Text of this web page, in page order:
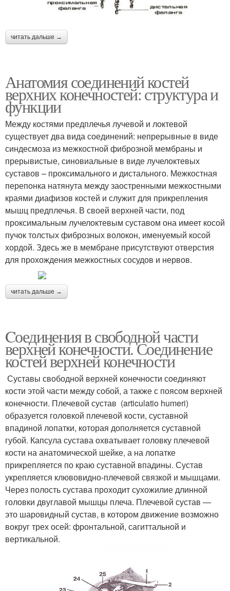
читать дальше →
Анатомия соединений костей
верхних конечностей: структура и
функции
Между костями предплечья лучевой и локтевой
существует два вида соединений: непрерывные в виде
синдесмоза из межкостной фиброзной мембраны и
прерывистые, синовиальные в виде лучелоктевых
суставов – проксимального и дистального. Межкостная
перепонка натянута между заостренными межкостными
краями диафизов костей и служит для прикрепления
мышц предплечья. В своей верхней части, под
проксимальным лучелоктевым суставом она имеет косой
пучок толстых фиброзных волокон, именуемый косой
хордой. Здесь же в мембране присутствуют отверстия
для прохождения межкостных сосудов и нервов.
читать дальше →
Cоединения в свободной части
верхней конечности. Соединение
костей верхней конечности
Суставы свободной верхней конечности соединяют
кости этой части между собой, а также с поясом верхней
конечности. Плечевой сустав (articulatio humeri)
образуется головкой плечевой кости, суставной
впадиной лопатки, которая дополняется суставной
губой. Капсула сустава охватывает головку плечевой
кости на анатомической шейке, а на лопатке
прикрепляется по краю суставной впадины. Сустав
укрепляется клювовидно-плечевой связкой и мышцами.
Через полость сустава проходит сухожилие длинной
головки двуглавой мышцы плеча. Плечевой сустав —
это шаровидный сустав, в котором движение возможно
вокруг трех осей: фронтальной, сагиттальной и
вертикальной.